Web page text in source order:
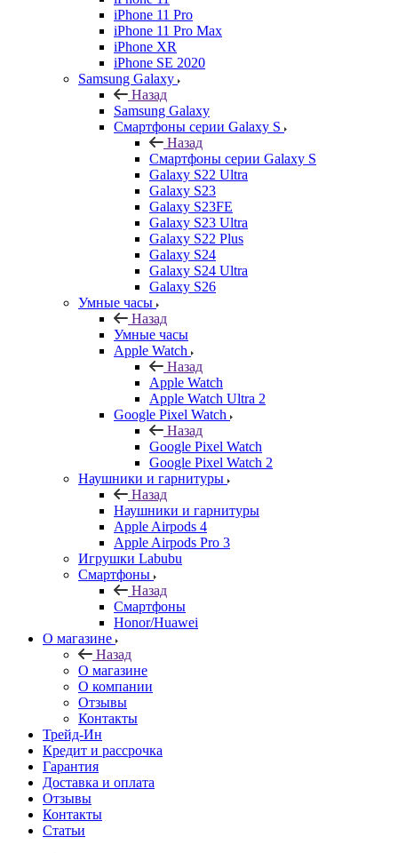
iPhone 11 Pro
iPhone 11 Pro Max
iPhone XR
iPhone SE 2020
Samsung Galaxy
Назад
Samsung Galaxy
Смартфоны серии Galaxy S
Назад
Смартфоны серии Galaxy S
Galaxy S22 Ultra
Galaxy S23
Galaxy S23FE
Galaxy S23 Ultra
Galaxy S22 Plus
Galaxy S24
Galaxy S24 Ultra
Galaxy S26
Умные часы
Назад
Умные часы
Apple Watch
Назад
Apple Watch
Apple Watch Ultra 2
Google Pixel Watch
Назад
Google Pixel Watch
Google Pixel Watch 2
Наушники и гарнитуры
Назад
Наушники и гарнитуры
Apple Airpods 4
Apple Airpods Pro 3
Игрушки Labubu
Смартфоны
Назад
Смартфоны
Honor/Huawei
О магазине
Назад
О магазине
О компании
Отзывы
Контакты
Трейд-Ин
Кредит и рассрочка
Гарантия
Доставка и оплата
Отзывы
Контакты
Статьи